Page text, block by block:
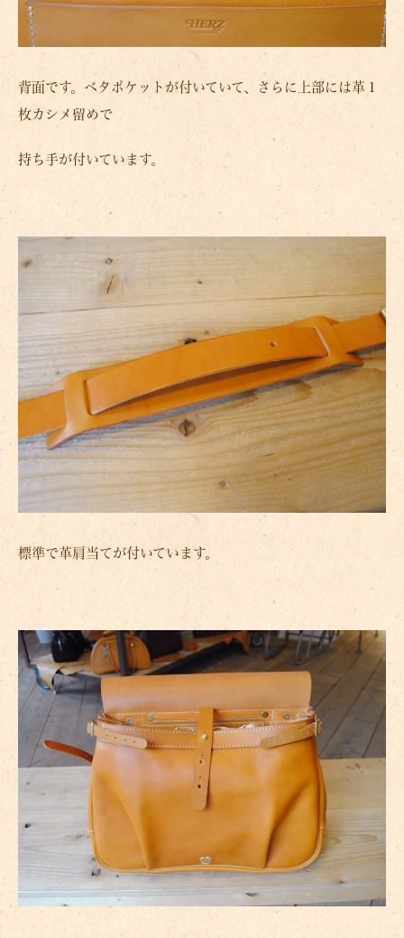
背面です。ベタポケットが付いていて、さらに上部には革１
枚カシメ留めで
持ち手が付いています。
標準で革肩当てが付いています。